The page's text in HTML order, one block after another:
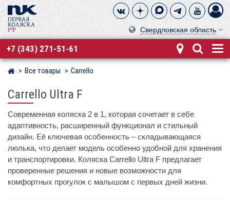
Свердловская область
+7 (343) 271-51-61
Магазин детских колясок
Все товары Carrello
Carrello Ultra F
Современная коляска 2 в 1, которая сочетает в себе
адаптивность, расширенный функционал и стильный
дизайн. Её ключевая особенность – складывающаяся
люлька, что делает модель особенно удобной для хранения
и транспортировки. Коляска Carrello Ultra F предлагает
проверенные решения и новые возможности для
комфортных прогулок с малышом с первых дней жизни.